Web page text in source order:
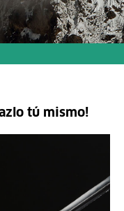
tú mismo!